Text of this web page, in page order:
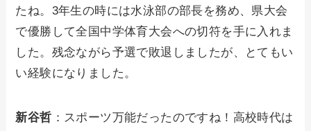
たね。3年生の時には水泳部の部長を務め、県大会
で優勝して全国中学体育大会への切符を手に入れま
した。残念ながら予選で敗退しましたが、とてもい
い経験になりました。
新谷哲 ：スポーツ万能だったのですね！高校時代は